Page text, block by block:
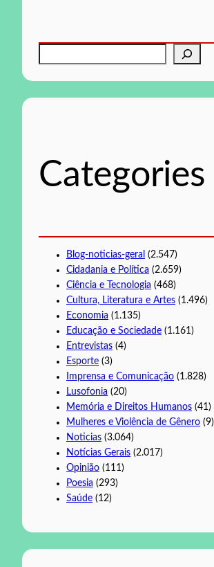
aCategories
Blog-noticias-geral (2.547)
Cidadania e Política (2.659)
Ciência e Tecnologia (468)
Cultura, Literatura e Artes (1.496)
Economia (1.135)
Educação e Sociedade (1.161)
Entrevistas (4)
Esporte (3)
Imprensa e Comunicação (1.828)
Lusofonia (20)
Memória e Direitos Humanos (41)
Mulheres e Violência de Gênero (9)
Noticias (3.064)
Notícias Gerais (2.017)
Opinião (111)
Poesia (293)
Saúde (12)